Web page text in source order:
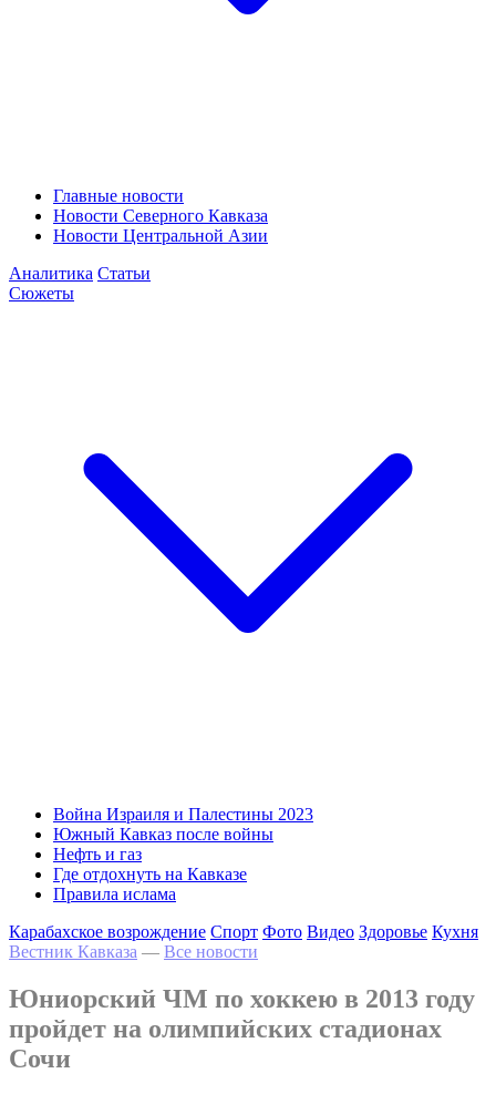
Главные новости
Новости Северного Кавказа
Новости Центральной Азии
Аналитика Статьи
Сюжеты
Война Израиля и Палестины 2023
Южный Кавказ после войны
Нефть и газ
Где отдохнуть на Кавказе
Правила ислама
Карабахское возрождение Спорт Фото Видео Здоровье Кухня
Вестник Кавказа — Все новости
Юниорский ЧМ по хоккею в 2013 году
пройдет на олимпийских стадионах
Сочи